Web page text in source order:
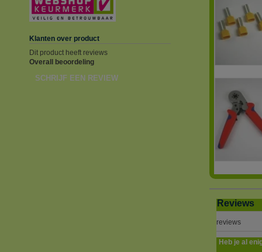
Klanten over product
Dit product heeft reviews
Overall beoordeling
SCHRIJF EEN REVIEW
Reviews
reviews
Heb je al